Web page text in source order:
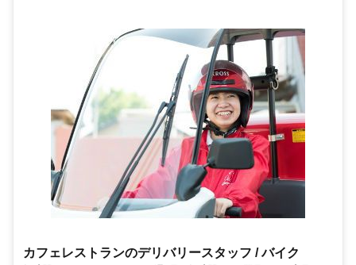
カフェレストランのデリバリースタッフ / バイク